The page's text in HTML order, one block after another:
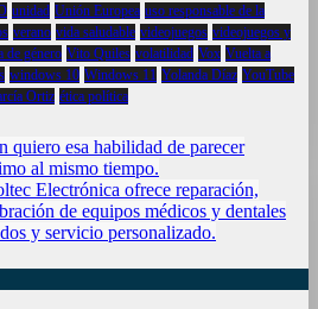
unidad Unión Europea uso responsable de la
verano vida saludable videojuegos videojuegos y
de género Vito Quiles volatilidad Vox Vuelta a
windows 10 Windows 11 Yolanda Díaz YouTube
Ortiz ética política
quiero esa habilidad de parecer
al mismo tiempo.
Electrónica ofrece reparación,
de equipos médicos y dentales
y servicio personalizado.